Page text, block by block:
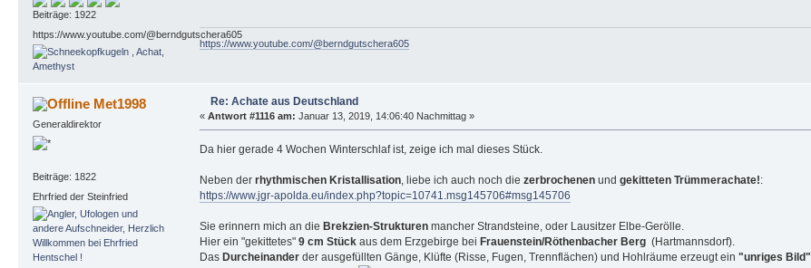
Beiträge: 1922
https://www.youtube.com/@berndgutschera605
https://www.youtube.com/@berndgutschera605
Met1998
Generaldirektor
Beiträge: 1822
Ehrfried der Steinfried
Re: Achate aus Deutschland
« Antwort #1116 am: Januar 13, 2019, 14:06:40 Nachmittag »
Da hier gerade 4 Wochen Winterschlaf ist, zeige ich mal dieses Stück.
Neben der rhythmischen Kristallisation, liebe ich auch noch die zerbrochenenund gekitteten Trümmerachate!:
https://www.jgr-apolda.eu/index.php?topic=10741.msg145706#msg145706
Sie erinnern mich an die Brekzien-Strukturenmancher Strandsteine, oder Lausitzer Elbe-Gerölle.
Hier ein "gekittetes" 9 cm Stück aus dem Erzgebirge bei Frauenstein/Röthenbacher Berg(Hartmannsdorf).
Das Durcheinanderder ausgefüllten Gänge, Klüfte (Risse, Fugen, Trennflächen) und Hohlräume erzeugt ein "unriges Bild"